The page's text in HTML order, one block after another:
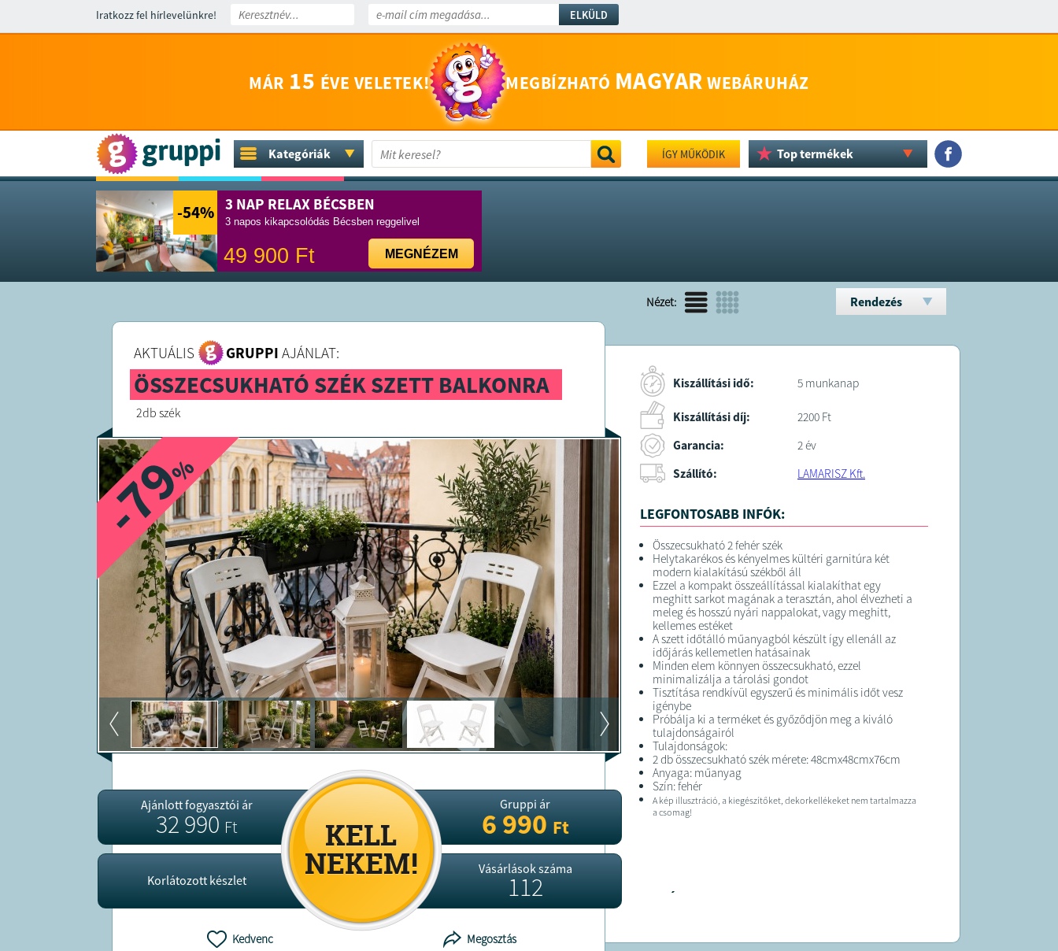
Iratkozz fel hírlevelünkre! ELKÜLD
MÁR 15 ÉVE VELETEK! MEGBÍZHATÓ MAGYAR WEBÁRUHÁZ
Kategóriák ÍGY MŰKÖDIK Top termékek
-54% 3 NAP RELAX BÉCSBEN
3 napos kikapcsolódás Bécsben reggelivel
49 900 Ft MEGNÉZEM
Nézet: Rendezés
AKTUÁLIS GRUPPI AJÁNLAT:
ÖSSZECSUKHATÓ SZÉK SZETT BALKONRA
2db szék
-79
%
Ajánlott fogyasztói ár
32 990Ft
Korlátozott készlet
Gruppi ár
6 990Ft
Vásárlások száma
112
Kedvenc Megosztás
Kiszállítási idő: 5 munkanap
Kiszállítási díj:
2200 Ft
Garancia:
2 év
Szállító:
LAMARISZ Kft.
LEGFONTOSABB INFÓK:
Összecsukható 2 fehér szék
Helytakarékos és kényelmes kültéri garnitúra két
modern kialakítású székből áll
Ezzel a kompakt összeállítással kialakíthat egy
meghitt sarkot magának a terasztán, ahol élvezheti a
meleg és hosszú nyári nappalokat, vagy meghitt,
kellemes estéket
A szett időtálló műanyagból készült így ellenáll az
időjárás kellemetlen hatásainak
Minden elem könnyen összecsukható, ezzel
minimalizálja a tárolási gondot
Tisztítása rendkívül egyszerű és minimális időt vesz
igénybe
Próbálja ki a terméket és győződjön meg a kiváló
tulajdonságairól
Tulajdonságok:
2 db összecsukható szék mérete: 48cmx48cmx76cm
Anyaga: műanyag
Szín: fehér
A kép illusztráció, a kiegészítőket, dekorkellékeket nem tartalmazza
a csomag!
FELTÉTELEK:
kiszállítjuk!